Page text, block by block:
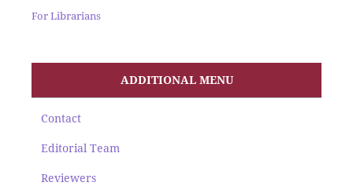
For Librarians
ADDITIONAL MENU
Contact
Editorial Team
Reviewers